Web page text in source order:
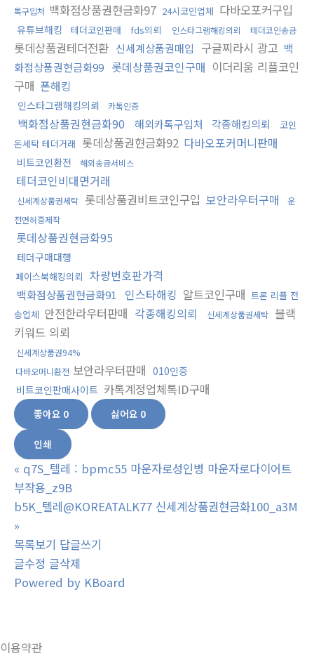
톡구입처 백화점상품권현금화97 24시코인업체 다바오포커구입
유튜브해킹 테더코인판매 fds의뢰 인스타그램해킹의뢰 테더코인송금
롯데상품권테더전환 신세계상품권매입 구글찌라시 광고 백
화점상품권현금화99 롯데상품권코인구매 이더리움 리플코인
구매 폰해킹
인스타그램해킹의뢰 카톡인증
백화점상품권현금화90 해외카톡구입처 각종해킹의뢰
코인
돈세탁 테더거래 롯데상품권현금화92 다바오포커머니판매
비트코인환전 해외송금서비스
테더코인비대면거래
신세계상품권세탁 롯데상품권비트코인구입 보안라우터구매
운
전면허증제작
롯데상품권현금화95
테더구매대행
페이스북해킹의뢰 차량번호판가격
백화점상품권현금화91 인스타해킹 알트코인구매 트론 리플 전
송업체 안전한라우터판매 각종해킹의뢰 신세계상품권세탁 블랙
키워드 의뢰
신세계상품권94%
다바오머니환전 보안라우터판매 010인증
비트코인판매사이트 카톡계정업체톡ID구매
좋아요 0 싫어요 0
인쇄
« q7S_텔레 : bpmc55 마운자로성인병 마운자로다이어트
부작용_z9B
b5K_텔레@KOREATALK77 신세계상품권현금화100_a3M
»
목록보기 답글쓰기
글수정 글삭제
Powered by KBoard
이용약관